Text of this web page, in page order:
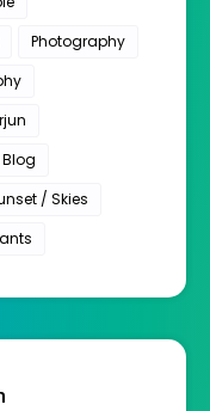
Photography
/ Skies